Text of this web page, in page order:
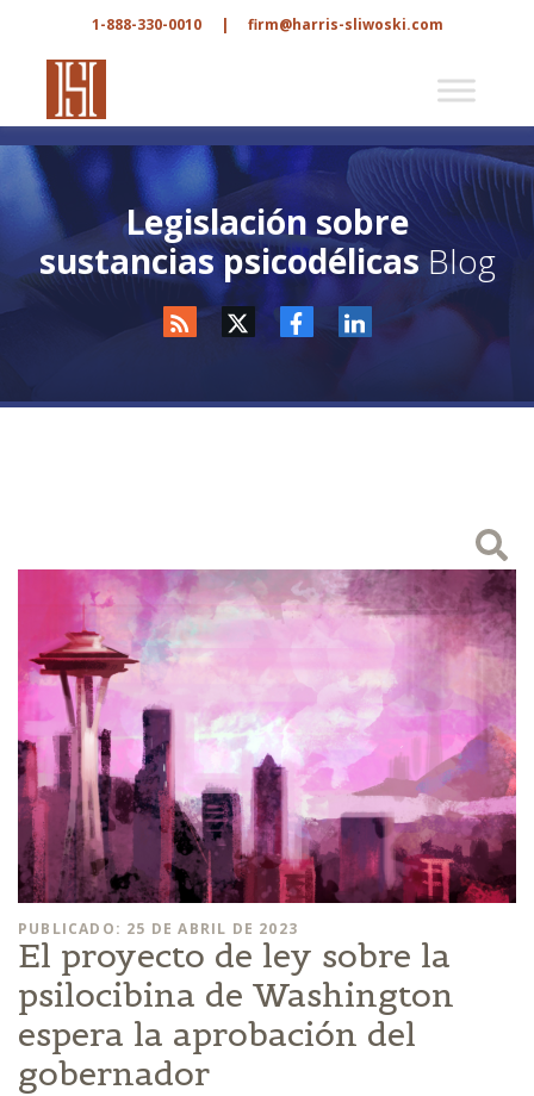
1-888-330-0010 | firm@harris-sliwoski.com
Legislación sobre
sustancias psicodélicasBlog
PUBLICADO: 25 DE ABRIL DE 2023
El proyecto de ley sobre la
psilocibina de Washington
espera la aprobación del
gobernador